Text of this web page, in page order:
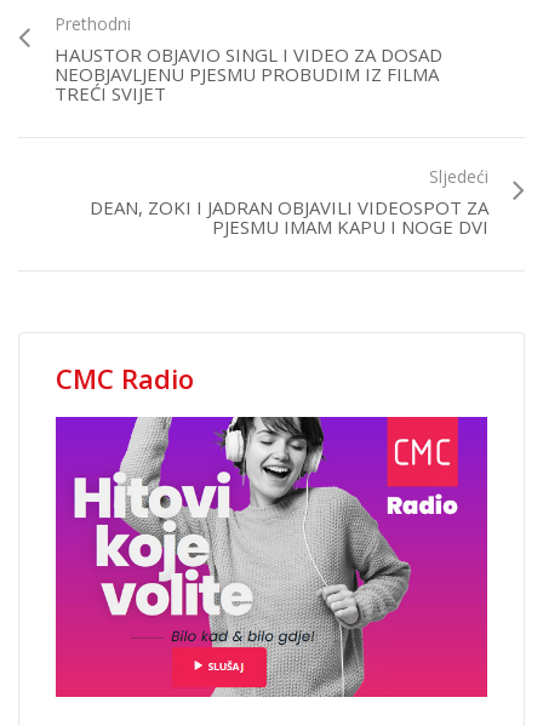
Prethodni
HAUSTOR OBJAVIO SINGL I VIDEO ZA DOSAD
NEOBJAVLJENU PJESMU PROBUDIM IZ FILMA
TREĆI SVIJET
Sljedeći
DEAN, ZOKI I JADRAN OBJAVILI VIDEOSPOT ZA
PJESMU IMAM KAPU I NOGE DVI
CMC Radio